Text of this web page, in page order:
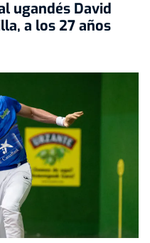
ugandés David
a los 27 años